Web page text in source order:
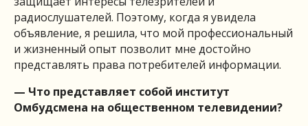
радиослушателей. Поэтому, когда я увидела
объявление, я решила, что мой профессиональный
и жизненный опыт позволит мне достойно
представлять права потребителей информации.
— Что представляет собой институт
Омбудсмена на общественном телевидении?